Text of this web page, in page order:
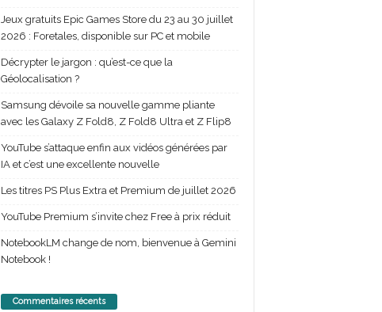
Jeux gratuits Epic Games Store du 23 au 30 juillet
2026 : Foretales, disponible sur PC et mobile
Décrypter le jargon : qu’est-ce que la
Géolocalisation ?
Samsung dévoile sa nouvelle gamme pliante
avec les Galaxy Z Fold8, Z Fold8 Ultra et Z Flip8
YouTube s’attaque enfin aux vidéos générées par
IA et c’est une excellente nouvelle
Les titres PS Plus Extra et Premium de juillet 2026
YouTube Premium s’invite chez Free à prix réduit
NotebookLM change de nom, bienvenue à Gemini
Notebook !
Commentaires récents